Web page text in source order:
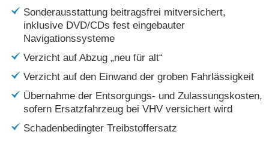
Sonderausstattung beitragsfrei mitversichert,
inklusive DVD/CDs fest eingebauter
Navigationssysteme
Verzicht auf Abzug „neu für alt“
Verzicht auf den Einwand der groben Fahrlässigkeit
Übernahme der Entsorgungs- und Zulassungskosten,
sofern Ersatzfahrzeug bei VHV versichert wird
Schadenbedingter Treibstoffersatz